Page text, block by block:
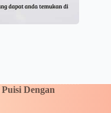
Puisi Dengan